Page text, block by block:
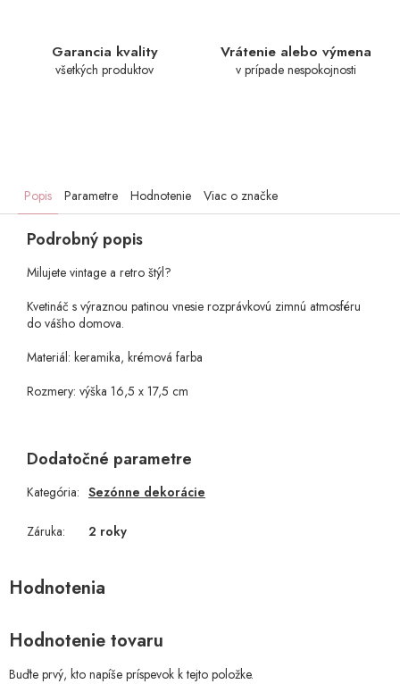
Garancia kvality
všetkých produktov
Vrátenie alebo výmena
v prípade nespokojnosti
Popis Parametre Hodnotenie Viac o značke
Podrobný popis
Milujete vintage a retro štýl?
Kvetináč s výraznou patinou vnesie rozprávkovú zimnú atmosféru
do vášho domova.
Materiál: keramika, krémová farba
Rozmery: výška 16,5 x 17,5 cm
Dodatočné parametre
Kategória: Sezónne dekorácie
Záruka: 2 roky
Hodnotenie tovaru
Buďte prvý, kto napíše príspevok k tejto položke.